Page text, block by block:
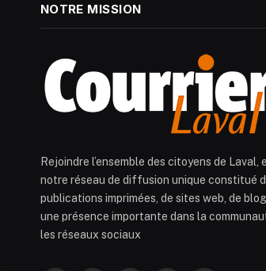
NOTRE MISSION
Rejoindre l’ensemble des citoyens de Laval,
notre réseau de diffusion unique constitué
publications imprimées, de sites web, de
une présence importante dans la
les réseaux sociaux